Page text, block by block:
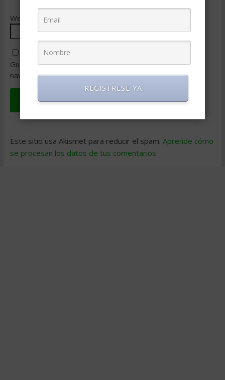
Web
Guarda mi nombre, correo electrónico y web en este
navegador para la próxima vez que comente.
Este sitio usa Akismet para reducir el spam. Aprende cómo
se procesan los datos de tus comentarios.
REGISTRESE YA